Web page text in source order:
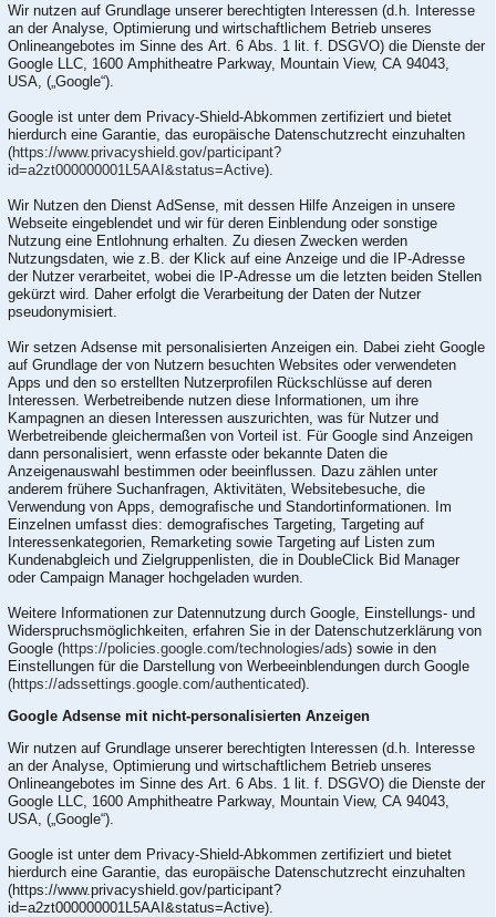
Wir nutzen auf Grundlage unserer berechtigten Interessen (d.h. Interesse
an der Analyse, Optimierung und wirtschaftlichem Betrieb unseres
Onlineangebotes im Sinne des Art. 6 Abs. 1 lit. f. DSGVO) die Dienste der
Google LLC, 1600 Amphitheatre Parkway, Mountain View, CA 94043,
USA, („Google“).
Google ist unter dem Privacy-Shield-Abkommen zertifiziert und bietet
hierdurch eine Garantie, das europäische Datenschutzrecht einzuhalten
(https://www.privacyshield.gov/participant?
id=a2zt000000001L5AAI&status=Active).
Wir Nutzen den Dienst AdSense, mit dessen Hilfe Anzeigen in unsere
Webseite eingeblendet und wir für deren Einblendung oder sonstige
Nutzung eine Entlohnung erhalten. Zu diesen Zwecken werden
Nutzungsdaten, wie z.B. der Klick auf eine Anzeige und die IP-Adresse
der Nutzer verarbeitet, wobei die IP-Adresse um die letzten beiden Stellen
gekürzt wird. Daher erfolgt die Verarbeitung der Daten der Nutzer
pseudonymisiert.
Wir setzen Adsense mit personalisierten Anzeigen ein. Dabei zieht Google
auf Grundlage der von Nutzern besuchten Websites oder verwendeten
Apps und den so erstellten Nutzerprofilen Rückschlüsse auf deren
Interessen. Werbetreibende nutzen diese Informationen, um ihre
Kampagnen an diesen Interessen auszurichten, was für Nutzer und
Werbetreibende gleichermaßen von Vorteil ist. Für Google sind Anzeigen
dann personalisiert, wenn erfasste oder bekannte Daten die
Anzeigenauswahl bestimmen oder beeinflussen. Dazu zählen unter
anderem frühere Suchanfragen, Aktivitäten, Websitebesuche, die
Verwendung von Apps, demografische und Standortinformationen. Im
Einzelnen umfasst dies: demografisches Targeting, Targeting auf
Interessenkategorien, Remarketing sowie Targeting auf Listen zum
Kundenabgleich und Zielgruppenlisten, die in DoubleClick Bid Manager
oder Campaign Manager hochgeladen wurden.
Weitere Informationen zur Datennutzung durch Google, Einstellungs- und
Widerspruchsmöglichkeiten, erfahren Sie in der Datenschutzerklärung von
Google (https://policies.google.com/technologies/ads) sowie in den
Einstellungen für die Darstellung von Werbeeinblendungen durch Google
(https://adssettings.google.com/authenticated).
Google Adsense mit nicht-personalisierten Anzeigen
Wir nutzen auf Grundlage unserer berechtigten Interessen (d.h. Interesse
an der Analyse, Optimierung und wirtschaftlichem Betrieb unseres
Onlineangebotes im Sinne des Art. 6 Abs. 1 lit. f. DSGVO) die Dienste der
Google LLC, 1600 Amphitheatre Parkway, Mountain View, CA 94043,
USA, („Google“).
Google ist unter dem Privacy-Shield-Abkommen zertifiziert und bietet
hierdurch eine Garantie, das europäische Datenschutzrecht einzuhalten
(https://www.privacyshield.gov/participant?
id=a2zt000000001L5AAI&status=Active).